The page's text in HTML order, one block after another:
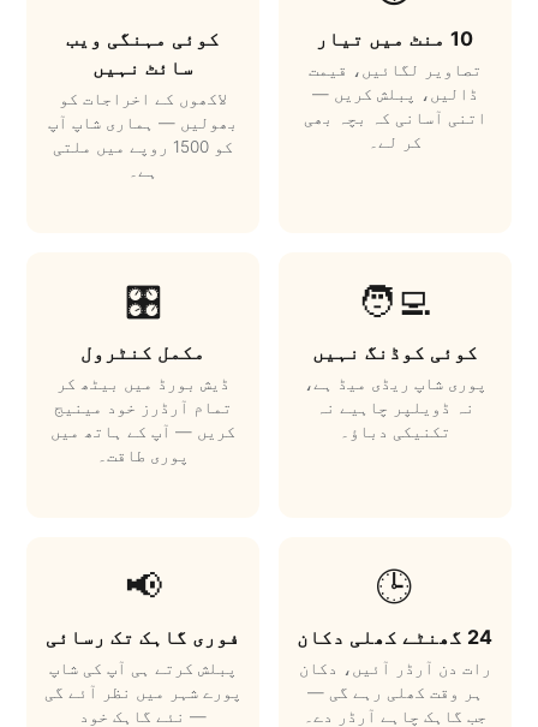
10 منٹ میں تیار
تصاویر لگائیں، قیمت
ڈالیں، پبلش کریں —
اتنی آسانی کہ بچہ بھی
کر لے۔
کوئی مہنگی ویب
سائٹ نہیں
لاکھوں کے اخراجات کو
بھولیں — ہماری شاپ آپ
کو 1500 روپے میں ملتی
ہے۔
🧑‍💻
کوئی کوڈنگ نہیں
پوری شاپ ریڈی میڈ ہے،
نہ ڈویلپر چاہیے نہ
تکنیکی دباؤ۔
🎛️
مکمل کنٹرول
ڈیش بورڈ میں بیٹھ کر
تمام آرڈرز خود مینیج
کریں — آپ کے ہاتھ میں
پوری طاقت۔
🕒
24 گھنٹے کھلی دکان
رات دن آرڈر آئیں، دکان
ہر وقت کھلی رہے گی —
جب گاہک چاہے آرڈر دے۔
📢
فوری گاہک تک رسائی
پبلش کرتے ہی آپ کی شاپ
پورے شہر میں نظر آئے گی
— نئے گاہک خود